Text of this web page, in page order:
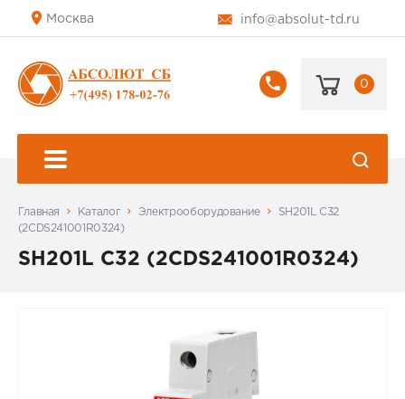
Москва info@absolut-td.ru
+7
178-
0
Главная Каталог Электрооборудование
SH201L C32
(2CDS241001R0324)
SH201L C32 (2CDS241001R0324)